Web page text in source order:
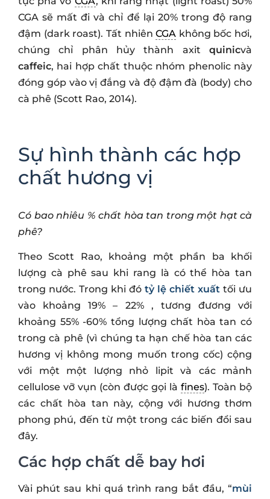
CGA sẽ mất đi và chỉ để lại 20% trong độ rang
đậm (dark roast). Tất nhiênCGA không bốc hơi,
chúng chỉ phân hủy thành axit quinicvà
caffeic, hai hợp chất thuộc nhóm phenolic này
đóng góp vào vị đắng và độ đậm đà (body) cho
cà phê (Scott Rao, 2014).
Sự hình thành các hợp
chất hương vị
Có bao nhiêu % chất hòa tan trong một hạt cà
phê?
Theo Scott Rao, khoảng một phần ba khối
lượng cà phê sau khi rang là có thể hòa tan
trong nước. Trong khi đó tỷ lệ chiết xuất tối ưu
vào khoảng 19% – 22% , tương đương với
khoảng 55% -60% tổng lượng chất hòa tan có
trong cà phê (vì chúng ta hạn chế hòa tan các
hương vị không mong muốn trong cốc) cộng
với một một lượng nhỏ lipit và các mảnh
cellulose vỡ vụn (còn được gọi là fines). Toàn bộ
các chất hòa tan này, cộng với hương thơm
phong phú, đến từ một trong các biến đổi sau
đây.
Các hợp chất dễ bay hơi
Vài phút sau khi quá trình rang bắt đầu, “mùi